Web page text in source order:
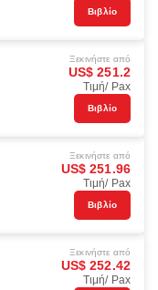
Βιβλίο
Ξεκινήστε από
US$ 251.2
Τιμή/ Pax
Βιβλίο
Ξεκινήστε από
US$ 251.96
Τιμή/ Pax
Βιβλίο
Ξεκινήστε από
US$ 252.42
Τιμή/ Pax